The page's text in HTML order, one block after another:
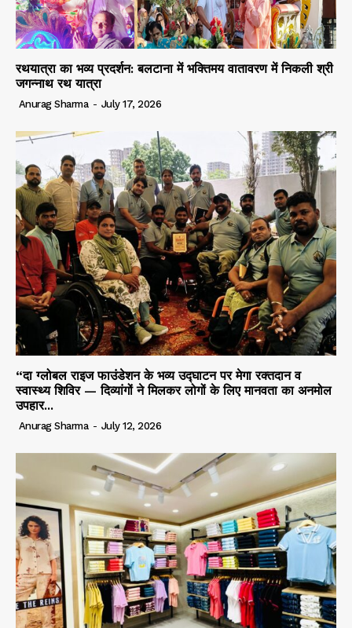
रथयात्रा का भव्य प्रदर्शन: बलटाना में भक्तिमय वातावरण में निकली श्री
जगन्नाथ रथ यात्रा
Anurag Sharma - July 17, 2026
“दा ग्लोबल राइज फाउंडेशन के भव्य उद्घाटन पर मेगा रक्तदान व
स्वास्थ्य शिविर — दिव्यांगों ने मिलकर लोगों के लिए मानवता का अनमोल
उपहार...
Anurag Sharma - July 12, 2026